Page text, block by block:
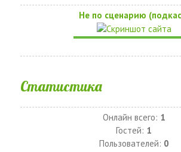
Не по сценарию
Статистика
Онлайн всего: 1
Гостей: 1
Пользователей: 0